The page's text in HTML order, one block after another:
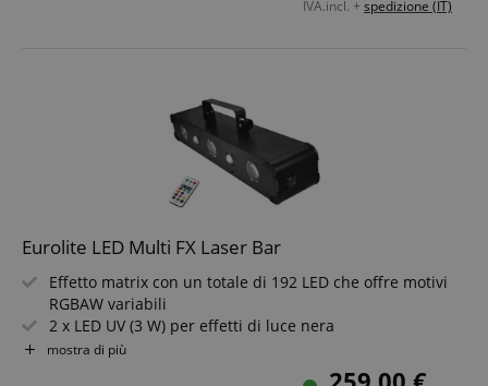
per eventi e sale per manifestazioni
IVA.incl. + spedizione (IT)
Eurolite LED Multi FX Laser Bar
Effetto matrix con un totale di 192 LED che offre motivi
RGBAW variabili
2 x LED UV (3 W) per effetti di luce nera
36 LED SMD bianco freddo (0,5 W) per rapidi e dinamici
mostra di più